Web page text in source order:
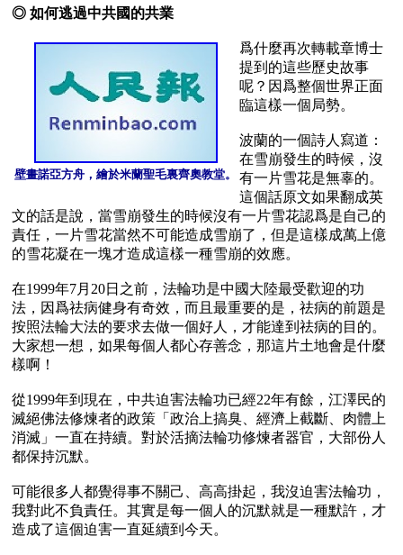
◎ 如何逃過中共國的共業
壁畫諾亞方舟，繪於米蘭聖毛裏齊奧教堂。
爲什麼再次轉載章博士
提到的這些歷史故事
呢？因爲整個世界正面
臨這樣一個局勢。
波蘭的一個詩人寫道：
在雪崩發生的時候，沒
有一片雪花是無辜的。
這個話原文如果翻成英
文的話是說，當雪崩發生的時候沒有一片雪花認爲是自己的
責任，一片雪花當然不可能造成雪崩了，但是這樣成萬上億
的雪花凝在一塊才造成這樣一種雪崩的效應。
在1999年7月20日之前，法輪功是中國大陸最受歡迎的功
法，因爲祛病健身有奇效，而且最重要的是，祛病的前題是
按照法輪大法的要求去做一個好人，才能達到祛病的目的。
大家想一想，如果每個人都心存善念，那這片土地會是什麼
樣啊！
從1999年到現在，中共迫害法輪功已經22年有餘，江澤民的
滅絕佛法修煉者的政策「政治上搞臭、經濟上截斷、肉體上
消滅」一直在持續。對於活摘法輪功修煉者器官，大部份人
都保持沉默。
可能很多人都覺得事不關己、高高掛起，我沒迫害法輪功，
我對此不負責任。其實是每一個人的沉默就是一種默許，才
造成了這個迫害一直延續到今天。